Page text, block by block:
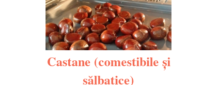
Castane (comestibile și
sălbatice)